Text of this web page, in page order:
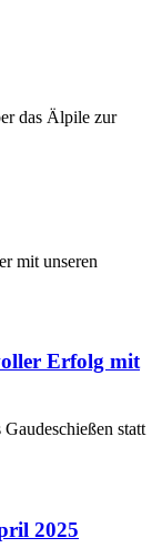
das Älpile zur
mit unseren
Erfolg mit
statt
2025